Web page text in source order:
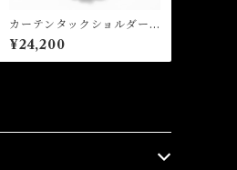
カーテンタックショルダー
バッグ Curtain Tuck Sho
ulder Bag
¥24,200